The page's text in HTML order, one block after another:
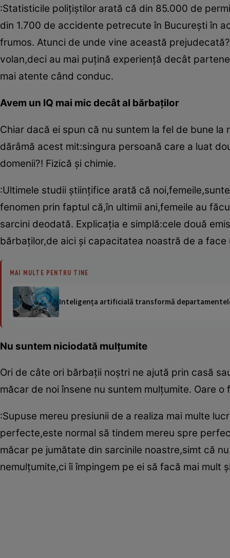
:Statisticile poliţiştilor arată că din 85.000 de
din 1.700 de accidente petrecute în Bucureşti în
frumos. Atunci de unde vine această
volan,deci au mai puţină experienţă decât
mai atente când conduc.
Avem un IQ mai mic decât al bărbaţilor
Chiar dacă ei spun că nu suntem la fel de bune
dărâmă acest mit:singura persoană care a luat
domenii?! Fizică şi chimie.
:Ultimele studii ştiinţifice arată că
fenomen prin faptul că,în ultimii ani,femeile au
sarcini deodată. Explicaţia e simplă:cele două
bărbaţilor,de aici şi capacitatea noastră de a face
MAI MULTE PENTRU TINE
Inteligența artificială transformă
Nu suntem niciodată mulţumite
Ori de câte ori bărbaţii noştri ne ajută prin casă
măcar de noi însene nu suntem mulţumite. Oare o
:Supuse mereu presiunii de a realiza mai multe
perfecte,este normal să tindem mereu spre
măcar pe jumătate din sarcinile noastre,simt că
nemulţumite,ci îi împingem pe ei să facă mai mult